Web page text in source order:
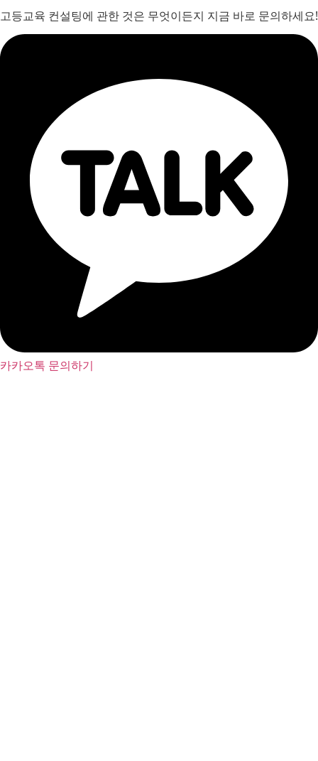
고등교육 컨설팅에 관한 것은 무엇이든지 지금 바로 문의하세요!
카카오톡 문의하기